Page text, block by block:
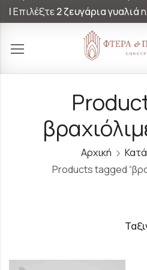
|Επιλέξτε2 ζευγάρια γυαλιά
Αρχική
Products tagged